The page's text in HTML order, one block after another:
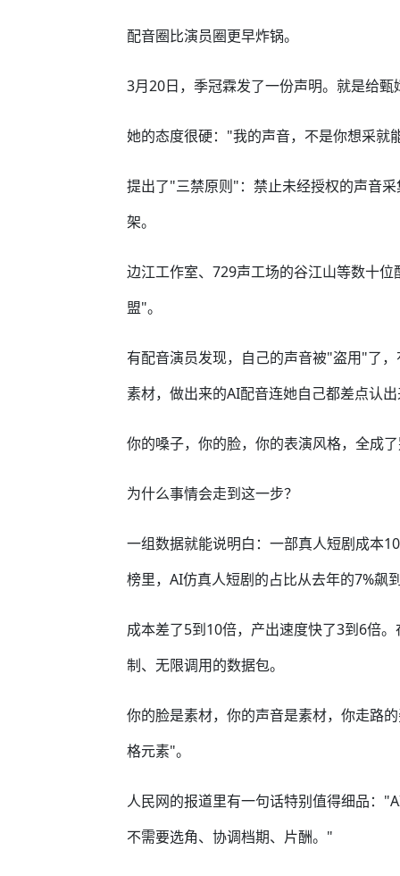
配音圈比演员圈更早炸锅。
3月20日，季冠霖发了一份声明。就是给
她的态度很硬："我的声音，不是你想采就
提出了"三禁原则"：禁止未经授权的声音
架。
边江工作室、729声工场的谷江山等数十
盟"。
有配音演员发现，自己的声音被"盗用"了
素材，做出来的AI配音连她自己都差点认
你的嗓子，你的脸，你的表演风格，全成
为什么事情会走到这一步？
一组数据就能说明白：一部真人短剧成本
榜里，AI仿真人短剧的占比从去年的7%飙
成本差了5到10倍，产出速度快了3到6倍
制、无限调用的数据包。
你的脸是素材，你的声音是素材，你走路
格元素"。
人民网的报道里有一句话特别值得细品：
不需要选角、协调档期、片酬。"